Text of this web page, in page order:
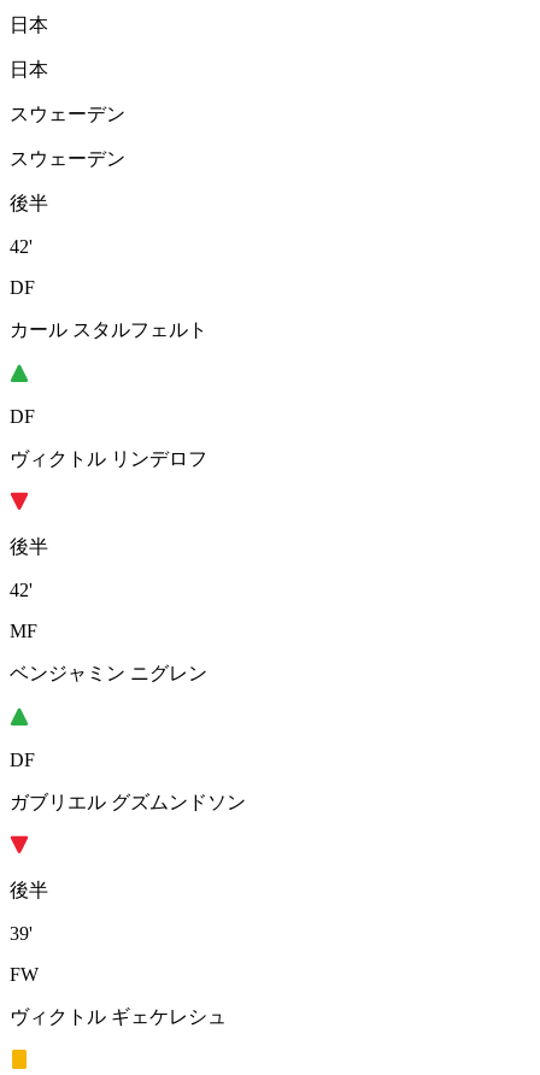
日本
日本
スウェーデン
スウェーデン
後半
42'
DF
カール スタルフェルト
DF
ヴィクトル リンデロフ
後半
42'
MF
ベンジャミン ニグレン
DF
ガブリエル グズムンドソン
後半
39'
FW
ヴィクトル ギェケレシュ